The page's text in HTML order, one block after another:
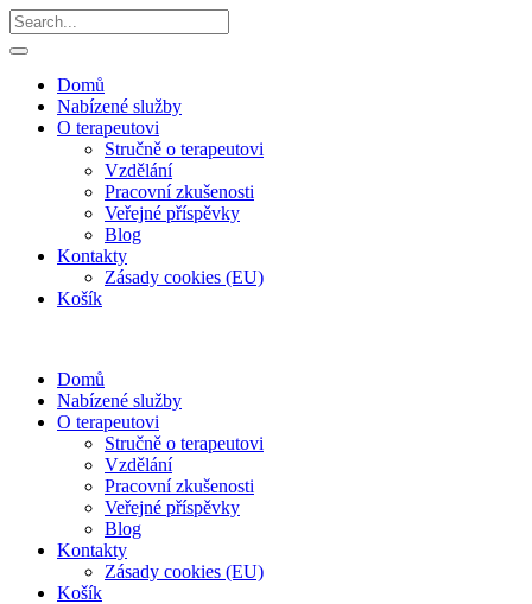
Domů
Nabízené služby
O terapeutovi
Stručně o terapeutovi
Vzdělání
Pracovní zkušenosti
Veřejné příspěvky
Blog
Kontakty
Zásady cookies (EU)
Košík
Domů
Nabízené služby
O terapeutovi
Stručně o terapeutovi
Vzdělání
Pracovní zkušenosti
Veřejné příspěvky
Blog
Kontakty
Zásady cookies (EU)
Košík